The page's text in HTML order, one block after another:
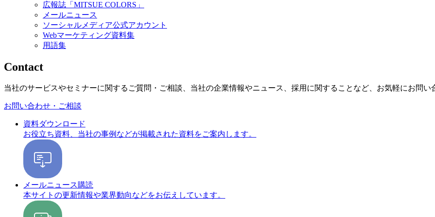
広報誌「MITSUE COLORS」
メールニュース
ソーシャルメディア公式アカウント
Webマーケティング資料集
用語集
Contact
当社のサービスやセミナーに関するご質問・ご相談、当社の企業情報やニュース、採用に関することなど、お気軽にお問い
お問い合わせ・ご相談
資料ダウンロード
お役立ち資料、当社の事例などが掲載された資料をご案内します。
メールニュース購読
本サイトの更新情報や業界動向などをお伝えしています。